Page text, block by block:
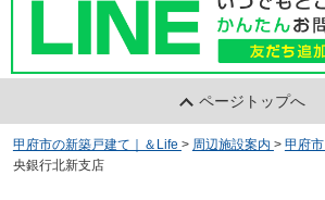
ページトップへ
甲府市の新築戸建て｜＆Life > 周辺施設案内 > 甲府市
央銀行北新支店